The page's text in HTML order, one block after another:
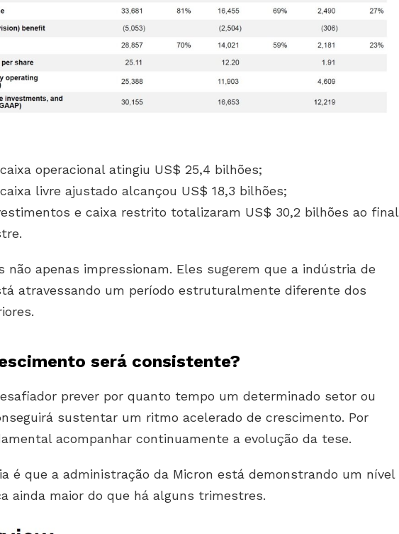
operacional atingiu US$ 25,4 bilhões;
livre ajustado alcançou US$ 18,3 bilhões;
e caixa restrito totalizaram US$ 30,2 bilhões ao final
não apenas impressionam. Eles sugerem que a indústria de
atravessando um período estruturalmente diferente dos
será consistente?
prever por quanto tempo um determinado setor ou
sustentar um ritmo acelerado de crescimento. Por
acompanhar continuamente a evolução da tese.
é que a administração da Micron está demonstrando um nível
ainda maior do que há alguns trimestres.